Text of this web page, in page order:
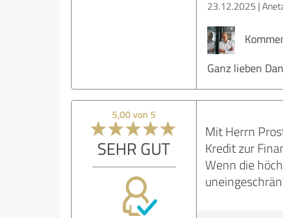
23.12.2025
Ganz lieben
5,00 von 5
SEHR GUT
Mit Herrn
Kredit zur
Wenn die